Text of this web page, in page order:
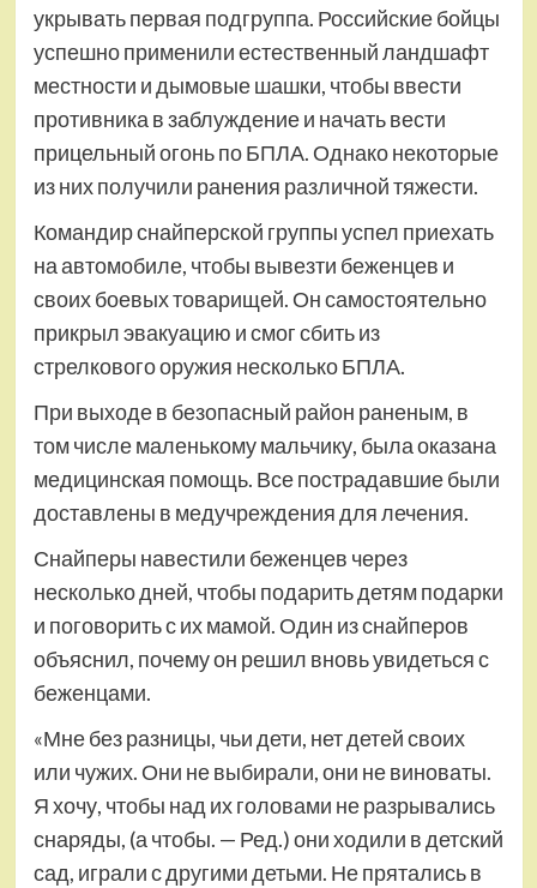
укрывать первая подгруппа. Российские бойцы
успешно применили естественный ландшафт
местности и дымовые шашки, чтобы ввести
противника в заблуждение и начать вести
прицельный огонь по БПЛА. Однако некоторые
из них получили ранения различной тяжести.
Командир снайперской группы успел приехать
на автомобиле, чтобы вывезти беженцев и
своих боевых товарищей. Он самостоятельно
прикрыл эвакуацию и смог сбить из
стрелкового оружия несколько БПЛА.
При выходе в безопасный район раненым, в
том числе маленькому мальчику, была оказана
медицинская помощь. Все пострадавшие были
доставлены в медучреждения для лечения.
Снайперы навестили беженцев через
несколько дней, чтобы подарить детям подарки
и поговорить с их мамой. Один из снайперов
объяснил, почему он решил вновь увидеться с
беженцами.
«Мне без разницы, чьи дети, нет детей своих
или чужих. Они не выбирали, они не виноваты.
Я хочу, чтобы над их головами не разрывались
снаряды, (а чтобы. — Ред.) они ходили в детский
сад, играли с другими детьми. Не прятались в